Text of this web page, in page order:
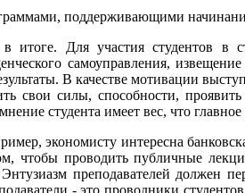
поддерживающими
Для участия студентов в
самоуправления,
В качестве мотивации
свои силы, способности,
студента имеет вес, что главное
экономисту интересна
чтобы проводить публичные
преподавателей должен